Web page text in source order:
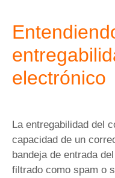
electrónico
La entregabilidad del
capacidad de un
bandeja de entrada
filtrado como spam o